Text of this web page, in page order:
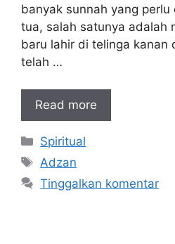
banyak sunnah yang
tua, salah satunya adalah
baru lahir di telinga kanan
telah …
Read more
Kategori
Spiritual
Tag
Adzan
Tinggalkan komentar